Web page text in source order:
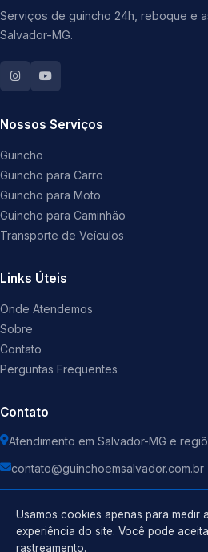
Serviços de guincho 24h, reboque e
Salvador-MG.
Nossos Serviços
Guincho
Guincho para Carro
Guincho para Moto
Guincho para Caminhão
Transporte de Veículos
Links Úteis
Onde Atendemos
Sobre
Contato
Perguntas Frequentes
Contato
Atendimento em Salvador-MG e
contato@guinchoemsalvador.com.br
Usamos cookies apenas para medir
experiência do site. Você pode
rastreamento.